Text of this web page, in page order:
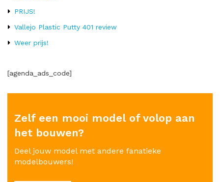
PRIJS!
Vallejo Plastic Putty 401 review
Weer prijs!
[agenda_ads_code]
Zelf een mooi model of volop aan
het bouwen?
Deel jouw model met andere fanatieke
modelbouwers!